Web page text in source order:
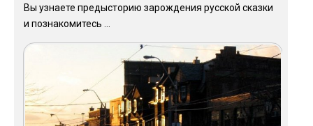
Вы узнаете предысторию зарождения русской сказки
и познакомитесь ...